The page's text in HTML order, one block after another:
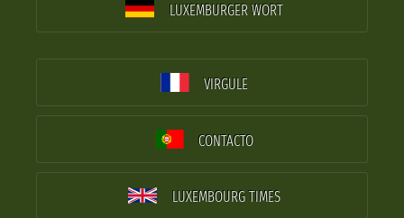
LUXEMBURGER WORT
VIRGULE
CONTACTO
LUXEMBOURG TIMES